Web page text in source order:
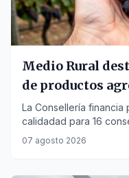
Medio Rural
de productos
La Consellería
calidadad para 16
origen y autenticidad
07 agosto 2026